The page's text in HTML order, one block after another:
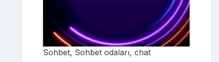
Sohbet, Sohbet odaları, chat